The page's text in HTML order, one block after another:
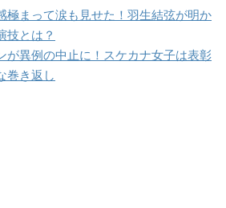
極まって涙も見せた！羽生結弦が明か
技とは？
が異例の中止に！スケカナ女子は表彰
巻き返し